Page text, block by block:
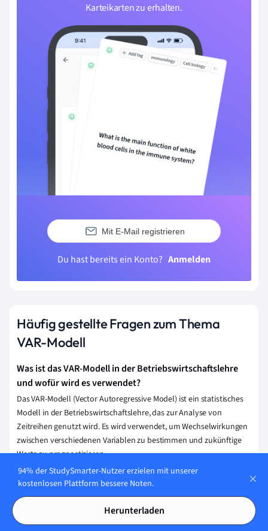
Karteikarten zu erhalten.
Mit E-Mail registrieren
Du hast bereits ein Konto? Anmelden
Häufig gestellte Fragen zum Thema
VAR-Modell
Was ist das VAR-Modell in der Betriebswirtschaftslehre
und wofür wird es verwendet?
Das VAR-Modell (Vector Autoregressive Model) ist ein statistisches
Modell in der Betriebswirtschaftslehre, das zur Analyse von
Zeitreihen genutzt wird. Es wird verwendet, um Wechselwirkungen
zwischen verschiedenen Variablen zu bestimmen und zukünftige
Werte zu prognostizieren.
Wie kann das VAR-Modell zur Vorhersage von
Finanzmarktvolatilität eingesetzt werden?
Das VAR-Modell (Vector Autoregression Model) kann zur
Vorhersage von Finanzmarktvolatilität eingesetzt werden, indem es
94% der StudySmarter-Nutzer erzielen mit unserer
kostenlosen Plattform bessere Noten.
Herunterladen